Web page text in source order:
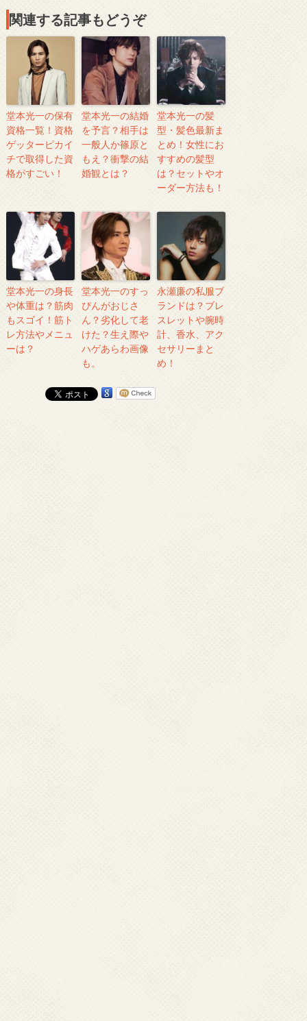
関連する記事もどうぞ
堂本光一の保有
資格一覧！資格
ゲッターピカイ
チで取得した資
格がすごい！
堂本光一の結婚
を予言？相手は
一般人か篠原と
もえ？衝撃の結
婚観とは？
堂本光一の髪
型・髪色最新ま
とめ！女性にお
すすめの髪型
は？セットやオ
ーダー方法も！
堂本光一の身長
や体重は？筋肉
もスゴイ！筋ト
レ方法やメニュ
ーは？
堂本光一のすっ
ぴんがおじさ
ん？劣化して老
けた？生え際や
ハゲあらわ画像
も。
永瀬廉の私服ブ
ランドは？ブレ
スレットや腕時
計、香水、アク
セサリーまと
め！